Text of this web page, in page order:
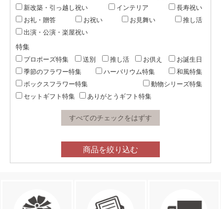
新改築・引っ越し祝い
インテリア
長寿祝い
お礼・贈答
お祝い お見舞い
推し活
出演・公演・楽屋祝い
特集
プロポーズ特集 送別 推し活 お供え
お誕生日
季節のフラワー特集
ハーバリウム特集
和風特集
ボックスフラワー特集
動物シリーズ特集
セットギフト特集
ありがとうギフト特集
すべてのチェックをはずす
商品を絞り込む